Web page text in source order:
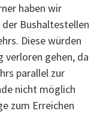
haben wir
Bushaltestellen
Diese würden
verloren gehen, da
parallel zur
nicht möglich
zum Erreichen